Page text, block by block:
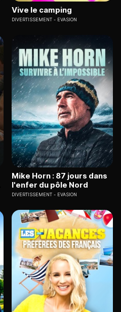
Vive le camping
DIVERTISSEMENT EVASION
Mike Horn : 87 jours dans
l'enfer du pôle Nord
DIVERTISSEMENT EVASION